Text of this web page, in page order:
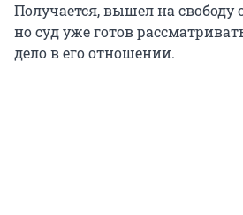
Получается, вышел на свободу
но суд уже готов
дело в его отношении.